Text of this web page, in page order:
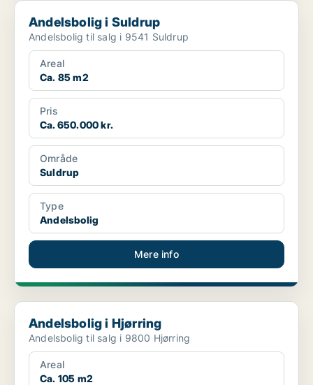
Andelsbolig i Suldrup
Andelsbolig i Suldrup
Andelsbolig til salg i 9541 Suldrup
Areal
Ca. 85 m2
Pris
Ca. 650.000 kr.
Område
Suldrup
Type
Andelsbolig
Mere info
Andelsbolig i Hjørring
Andelsbolig i Hjørring
Andelsbolig til salg i 9800 Hjørring
Areal
Ca. 105 m2